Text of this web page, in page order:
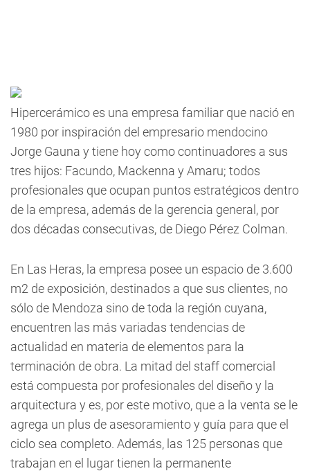
Hipercerámico es una empresa familiar que nació en
1980 por inspiración del empresario mendocino
Jorge Gauna y tiene hoy como continuadores a sus
tres hijos: Facundo, Mackenna y Amaru; todos
profesionales que ocupan puntos estratégicos dentro
de la empresa, además de la gerencia general, por
dos décadas consecutivas, de Diego Pérez Colman.
En Las Heras, la empresa posee un espacio de 3.600
m2 de exposición, destinados a que sus clientes, no
sólo de Mendoza sino de toda la región cuyana,
encuentren las más variadas tendencias de
actualidad en materia de elementos para la
terminación de obra. La mitad del staff comercial
está compuesta por profesionales del diseño y la
arquitectura y es, por este motivo, que a la venta se le
agrega un plus de asesoramiento y guía para que el
ciclo sea completo. Además, las 125 personas que
trabajan en el lugar tienen la permanente